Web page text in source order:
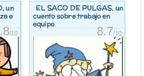
, un
e
/10
EL SACO DE PULGAS, un
cuento sobre trabajo en
equipo
8.7/10